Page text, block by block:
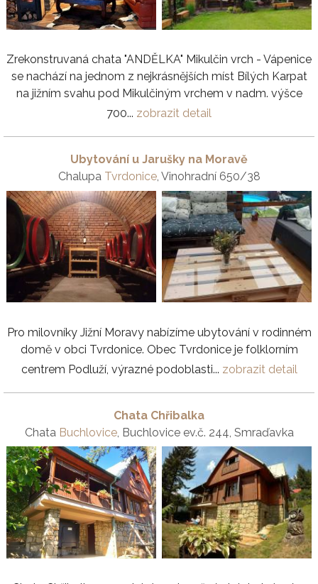
Zrekonstruvaná chata "ANDĚLKA" Mikulčin vrch - Vápenice
se nachází na jednom z nejkrásnějších míst Bílých Karpat
na jižním svahu pod Mikulčiným vrchem v nadm. výšce
700... zobrazit detail
Ubytování u Jarušky na Moravě
Chalupa Tvrdonice, Vinohradní 650/38
Pro milovníky Jižní Moravy nabízíme ubytování v rodinném
domě v obci Tvrdonice. Obec Tvrdonice je folklorním
centrem Podluží, výrazné podoblasti... zobrazit detail
Chata Chřibalka
Chata Buchlovice, Buchlovice ev.č. 244, Smraďavka